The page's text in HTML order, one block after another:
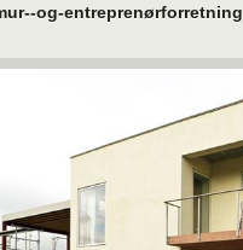
og-entreprenørforretning